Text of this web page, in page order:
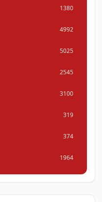
1380
4992
5025
2545
3100
319
374
1964